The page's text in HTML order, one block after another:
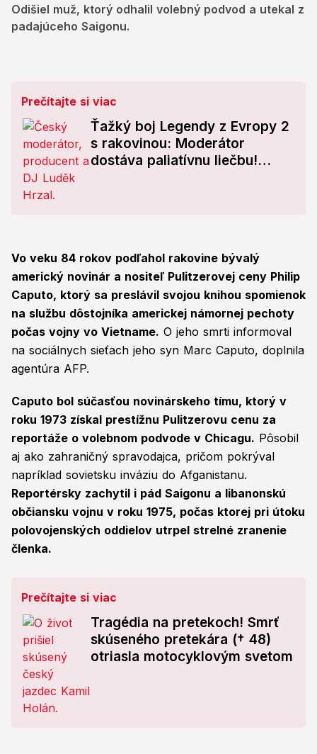
Odišiel muž, ktorý odhalil volebný podvod a utekal z
padajúceho Saigonu.
Prečítajte si viac
Ťažký boj Legendy z Evropy 2
s rakovinou: Moderátor
dostáva paliatívnu liečbu!
Vo veku 84 rokov podľahol rakovine bývalý
americký novinár a nositeľ Pulitzerovej ceny Philip
Caputo, ktorý sa preslávil svojou knihou spomienok
na službu dôstojníka americkej námornej pechoty
počas vojny vo Vietname. O jeho smrti informoval
na sociálnych sieťach jeho syn Marc Caputo, doplnila
agentúra AFP.
Caputo bol súčasťou novinárskeho tímu, ktorý v
roku 1973 získal prestížnu Pulitzerovu cenu za
reportáže o volebnom podvode v Chicagu. Pôsobil
aj ako zahraničný spravodajca, pričom pokrýval
napríklad sovietsku inváziu do Afganistanu.
Reportérsky zachytil i pád Saigonu a libanonskú
občiansku vojnu v roku 1975, počas ktorej pri útoku
polovojenských oddielov utrpel strelné zranenie
členka.
Prečítajte si viac
Tragédia na pretekoch! Smrť
skúseného pretekára († 48)
otriasla motocyklovým svetom